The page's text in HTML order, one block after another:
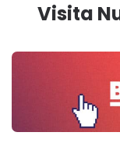
Visita